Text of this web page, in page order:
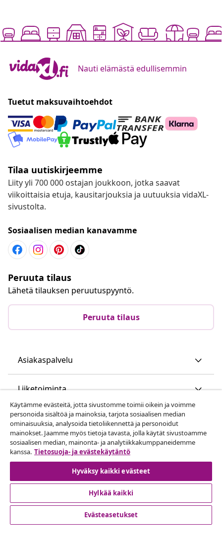
Nauti elämästä edullisemmin
Tuetut maksuvaihtoehdot
Tilaa uutiskirjeemme
Liity yli 700 000 ostajan joukkoon, jotka saavat
viikoittaisia etuja, kausitarjouksia ja uutuuksia vidaXL-
sivustolta.
Sosiaalisen median kanavamme
Peruuta tilaus
Lähetä tilauksen peruutuspyyntö.
Peruuta tilaus
Asiakaspalvelu
Liiketoiminta
vidaXL
Löydä lisää
© 2008-2026 vidaXL www.vidaxl.fi on vidaXL Marketplace
Käytämme evästeitä, jotta sivustomme toimii oikein ja voimme
personoida sisältöä ja mainoksia, tarjota sosiaalisen median
ominaisuuksia, analysoida tietoliikennettä ja personoidut
mainokset. Jaamme myös tietoja tavasta, jolla käytät sivustoamme
sosiaalisen median, mainonta- ja analytiikkakumppaneidemme
kanssa. Tietosuoja- ja evästekäytäntö
Hyväksy kaikki evästeet
Hylkää kaikki
Evästeasetukset